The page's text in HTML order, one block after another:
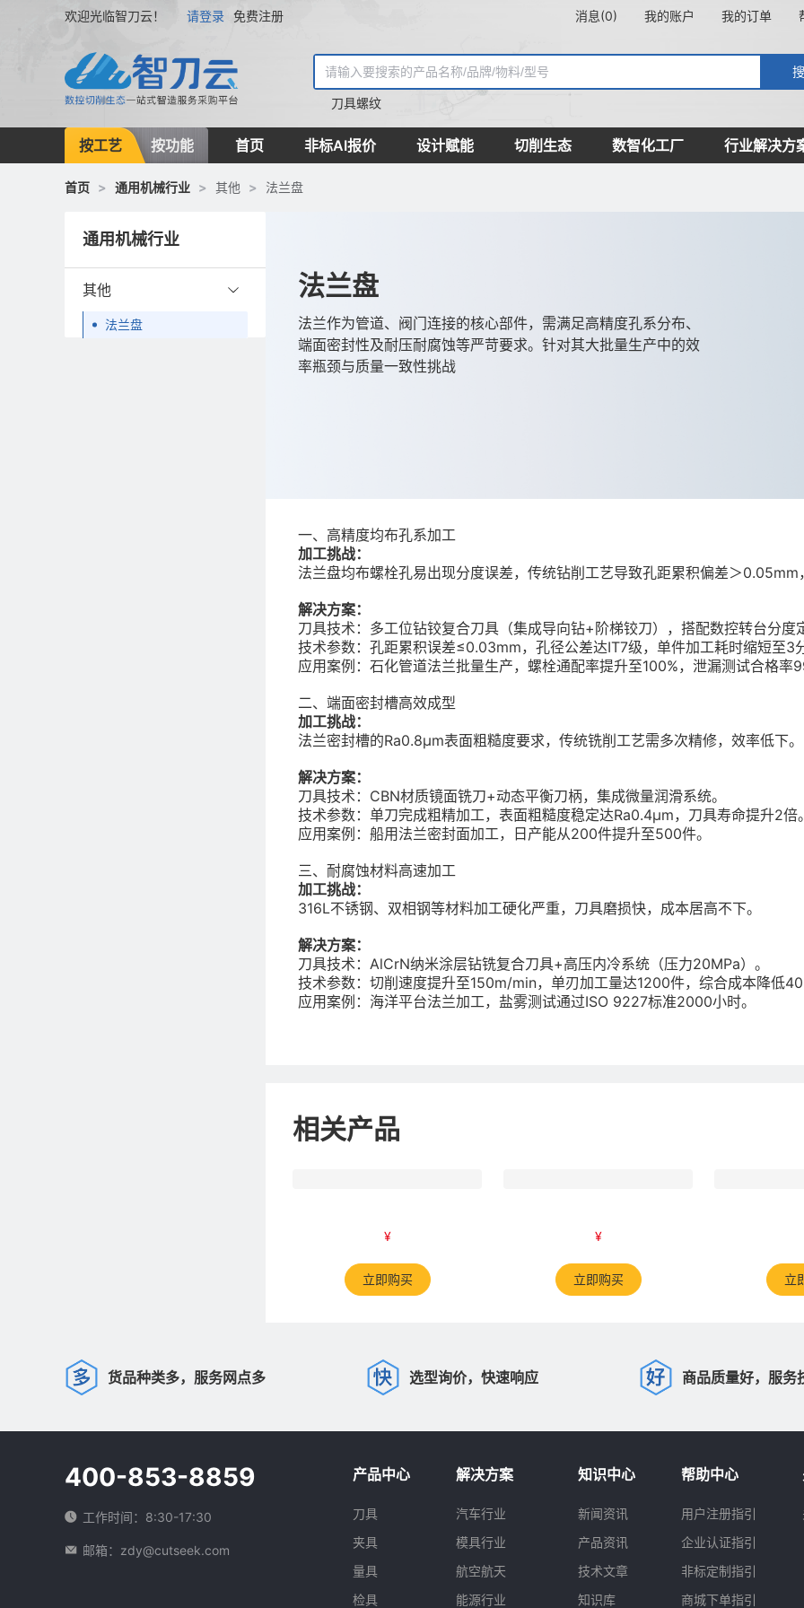
欢迎光临智刀云！ 请登录 免费注册 消息(0) 我的账户 我的订单
刀具螺纹
按工艺 按功能 首页 非标AI报价 设计赋能 切削生态 数智化工厂 行业解决方
首页 > 通用机械行业 > 其他 > 法兰盘
通用机械行业
其他
法兰盘
法兰盘
法兰作为管道、阀门连接的核心部件，需满足高精度孔系分布、
端面密封性及耐压耐腐蚀等严苛要求。针对其大批量生产中的效
率瓶颈与质量一致性挑战
一、高精度均布孔系加工
加工挑战：
法兰盘均布螺栓孔易出现分度误差，传统钻削工艺导致孔距累积偏差＞0.05mm
解决方案：
刀具技术：多工位钻铰复合刀具（集成导向钻+阶梯铰刀），搭配数控转台分度
技术参数：孔距累积误差≤0.03mm，孔径公差达IT7级，单件加工耗时缩短至3分
应用案例：石化管道法兰批量生产，螺栓通配率提升至100%，泄漏测试合格率
二、端面密封槽高效成型
加工挑战：
法兰密封槽的Ra0.8μm表面粗糙度要求，传统铣削工艺需多次精修，效率低下。
解决方案：
刀具技术：CBN材质镜面铣刀+动态平衡刀柄，集成微量润滑系统。
技术参数：单刀完成粗精加工，表面粗糙度稳定达Ra0.4μm，刀具寿命提升2倍。
应用案例：船用法兰密封面加工，日产能从200件提升至500件。
三、耐腐蚀材料高速加工
加工挑战：
316L不锈钢、双相钢等材料加工硬化严重，刀具磨损快，成本居高不下。
解决方案：
刀具技术：AlCrN纳米涂层钻铣复合刀具+高压内冷系统（压力20MPa）。
技术参数：切削速度提升至150m/min，单刃加工量达1200件，综合成本降低
应用案例：海洋平台法兰加工，盐雾测试通过ISO 9227标准2000小时。
相关产品
¥
立即购买
¥
立即购买 立
货品种类多，服务网点多 选型询价，快速响应 商品质量好，服务
400-853-8859
工作时间：8:30-17:30
邮箱：zdy@cutseek.com
产品中心
刀具
夹具
量具
检具
解决方案
汽车行业
模具行业
航空航天
能源行业
知识中心
新闻资讯
产品资讯
技术文章
知识库
帮助中心
用户注册指引
企业认证指引
非标定制指引
商城下单指引